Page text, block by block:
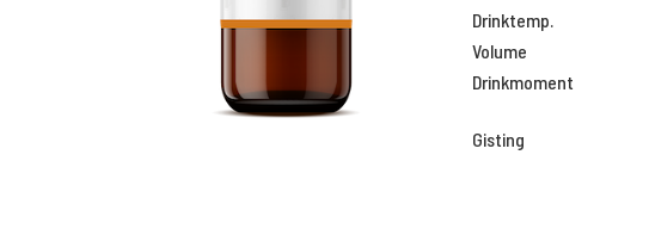
Drinktemp.
Volume
Drinkmoment
Gisting